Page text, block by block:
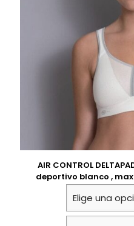
AIR CONTROL
deportivo blanco ,